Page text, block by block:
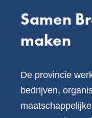
Samen
maken
De provincie
bedrijven,